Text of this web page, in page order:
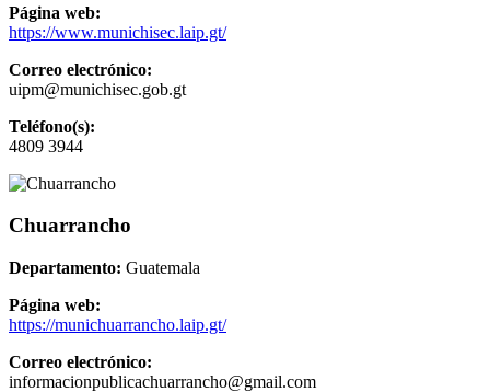
Página web:
https://www.munichisec.laip.gt/
Correo electrónico:
uipm@munichisec.gob.gt
Teléfono(s):
4809 3944
Chuarrancho
Departamento: Guatemala
Página web:
https://munichuarrancho.laip.gt/
Correo electrónico:
informacionpublicachuarrancho@gmail.com